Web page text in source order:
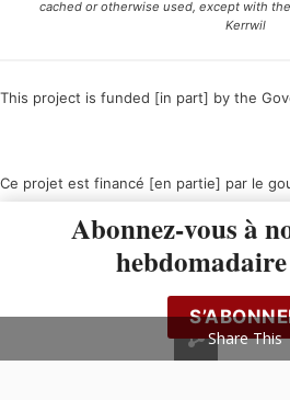
cached or otherwise used, except with
Kerrwil
This project is funded [in part] by the
Ce projet est financé [en partie] par le
Abonnez-vous à
Share This